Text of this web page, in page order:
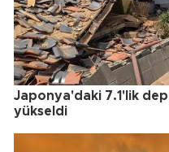
Japonya'daki 7.1'lik
yükseldi